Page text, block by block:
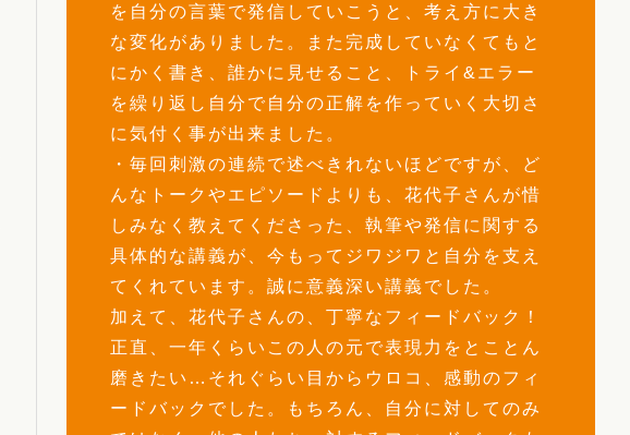
を自分の言葉で発信していこうと、考え方に大き
な変化がありました。また完成していなくてもと
にかく書き、誰かに見せること、トライ&エラー
を繰り返し自分で自分の正解を作っていく大切さ
に気付く事が出来ました。
・毎回刺激の連続で述べきれないほどですが、ど
んなトークやエピソードよりも、花代子さんが惜
しみなく教えてくださった、執筆や発信に関する
具体的な講義が、今もってジワジワと自分を支え
てくれています。誠に意義深い講義でした。
加えて、花代子さんの、丁寧なフィードバック！
正直、一年くらいこの人の元で表現力をとことん
磨きたい…それぐらい目からウロコ、感動のフィ
ードバックでした。もちろん、自分に対してのみ